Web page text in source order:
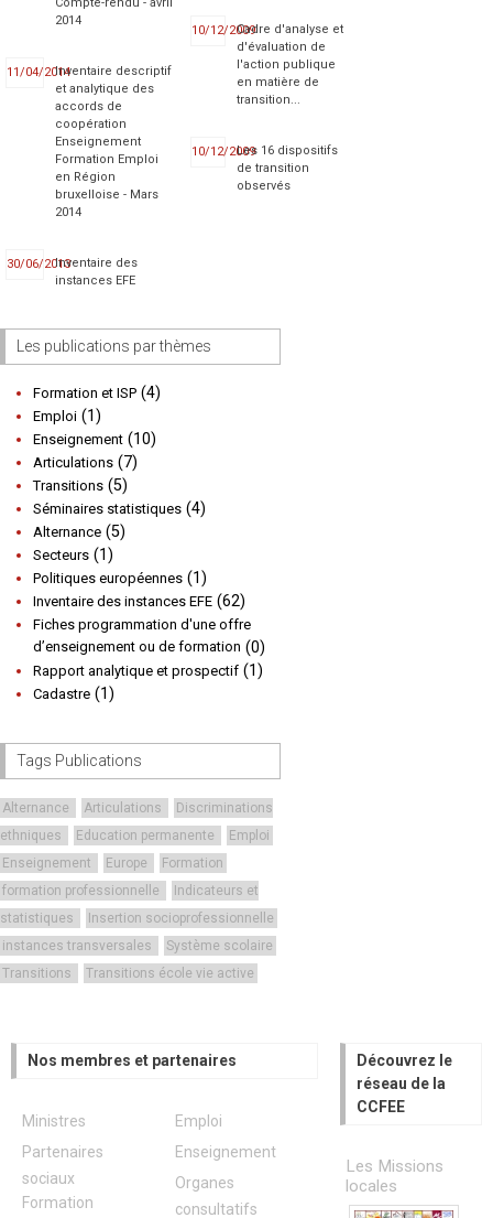
2014
11/04/2014Inventaire descriptif
et analytique des
accords de
coopération
Enseignement
Formation Emploi
en Région
bruxelloise - Mars
2014
30/06/2013Inventaire des
instances EFE
10/12/2009Cadre d'analyse et
d'évaluation de
l'action publique
en matière de
transition...
10/12/2009Les 16 dispositifs
de transition
observés
Les publications par thèmes
Formation et ISP (4)
Emploi (1)
Enseignement (10)
Articulations (7)
Transitions (5)
Séminaires statistiques (4)
Alternance (5)
Secteurs (1)
Politiques européennes (1)
Inventaire des instances EFE (62)
Fiches programmation d'une offre
d’enseignement ou de formation (0)
Rapport analytique et prospectif (1)
Cadastre (1)
Tags Publications
Alternance Articulations
Discriminations
ethniques
Education permanente
Emploi
Enseignement
Europe
Formation
formation professionnelle
Indicateurs et
statistiques
Insertion socioprofessionnelle
instances transversales
Système scolaire
Transitions
Transitions école vie active
Nos membres et partenaires
Ministres
Partenaires
sociaux
Formation
Emploi
Enseignement
Organes
consultatifs
Découvrez le
réseau de la
CCFEE
Les Missions
locales